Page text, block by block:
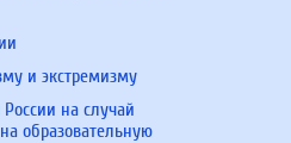
и экстремизму
на случай
образовательную